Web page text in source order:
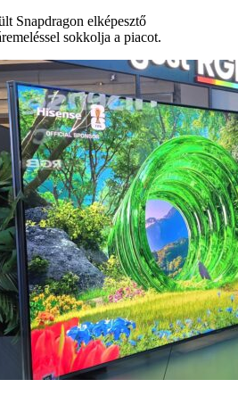
Snapdragon elképesztő
sokkolja a piacot.